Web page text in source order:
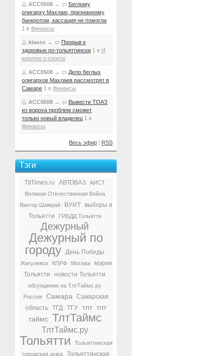
ACC0508 →
Беглому
олигарху Махлаю, признанному
банкротом, кассация не помогла
1 в Финансы
klauss →
Прорыв к
здоровью по-тольяттински 1 в И
коротко о спорте
ACC0508 →
Дело беглых
олигархов Махлаев рассмотрят в
Самаре 1 в Финансы
ACC0508 →
Вывести ТОАЗ
из вороха проблем сможет
только новый владелец 1 в
Финансы
Весь эфир | RSS
Тэги
TltTimes.ru АВТОВАЗ
АИСТ
Великая Отечественная Война
Виктор Шамрай
ВУИТ
выборы в
Тольятти
ГИБДД Тольятти
Дежурный
Дежурный по
городу День Победы
Жигулевск КПРФ Москва
мэрия
Тольятти
новости Тольятти
обсуждение на ТлтТаймс.ру
Россия
Самара
Самарская
область ТГД ТГУ тлт тлт
таймс ТлтТаймс
ТлтТаймс.ру
Тольятти
Тольяттинская
городская дума
Тольяттинская